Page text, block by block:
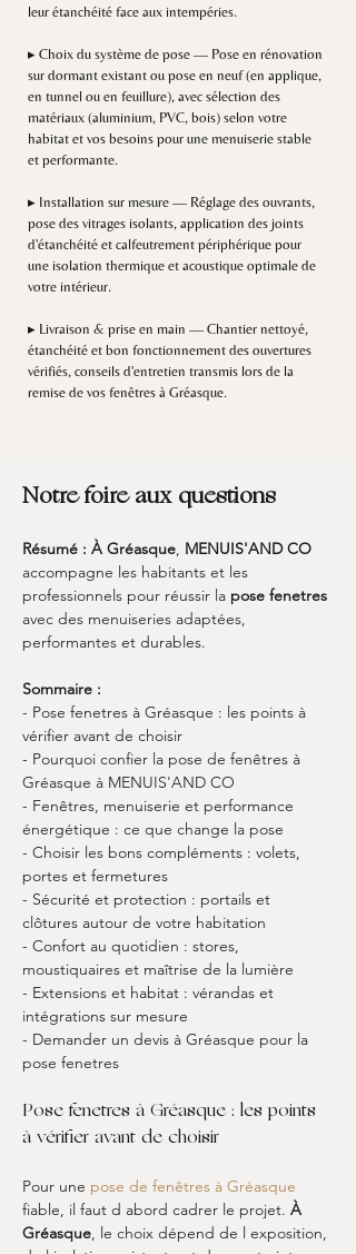
leur étanchéité face aux intempéries.
▸ Choix du système de pose — Pose en rénovation
sur dormant existant ou pose en neuf (en applique,
en tunnel ou en feuillure), avec sélection des
matériaux (aluminium, PVC, bois) selon votre
habitat et vos besoins pour une menuiserie stable
et performante.
▸ Installation sur mesure — Réglage des ouvrants,
pose des vitrages isolants, application des joints
d'étanchéité et calfeutrement périphérique pour
une isolation thermique et acoustique optimale de
votre intérieur.
▸ Livraison & prise en main — Chantier nettoyé,
étanchéité et bon fonctionnement des ouvertures
vérifiés, conseils d'entretien transmis lors de la
remise de vos fenêtres à Gréasque.
Notre foire aux questions
Résumé : À Gréasque, MENUIS'AND CO
accompagne les habitants et les
professionnels pour réussir la pose fenetres
avec des menuiseries adaptées,
performantes et durables.
Sommaire :
- Pose fenetres à Gréasque : les points à
vérifier avant de choisir
- Pourquoi confier la pose de fenêtres à
Gréasque à MENUIS'AND CO
- Fenêtres, menuiserie et performance
énergétique : ce que change la pose
- Choisir les bons compléments : volets,
portes et fermetures
- Sécurité et protection : portails et
clôtures autour de votre habitation
- Confort au quotidien : stores,
moustiquaires et maîtrise de la lumière
- Extensions et habitat : vérandas et
intégrations sur mesure
- Demander un devis à Gréasque pour la
pose fenetres
Pose fenetres à Gréasque : les points
à vérifier avant de choisir
Pour une pose de fenêtres à Gréasque
fiable, il faut d abord cadrer le projet. À
Gréasque, le choix dépend de l exposition,